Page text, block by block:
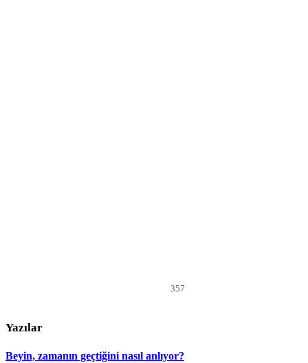
357
Yazılar
Beyin, zamanın geçtiğini nasıl anlıyor?